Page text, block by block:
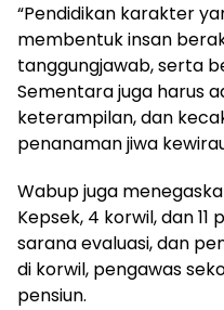
“Pendidikan karakter
membentuk insan
tanggungjawab, serta
Sementara juga harus
keterampilan, dan
penanaman jiwa
Wabup juga
Kepsek, 4 korwil, dan
sarana evaluasi, dan
di korwil, pengawas
pensiun.